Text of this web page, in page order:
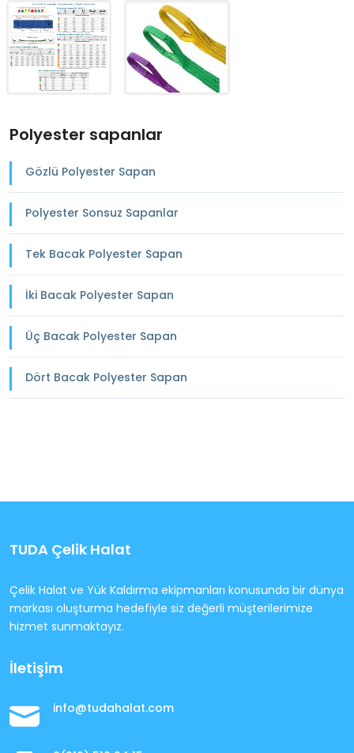
Polyester sapanlar
Gözlü Polyester Sapan
Polyester Sonsuz Sapanlar
Tek Bacak Polyester Sapan
İki Bacak Polyester Sapan
Üç Bacak Polyester Sapan
Dört Bacak Polyester Sapan
TUDA Çelik Halat
Çelik Halat ve Yük Kaldırma ekipmanları konusunda bir dünya
markası oluşturma hedefiyle siz değerli müşterilerimize
hizmet sunmaktayız.
İletişim
info@tudahalat.com